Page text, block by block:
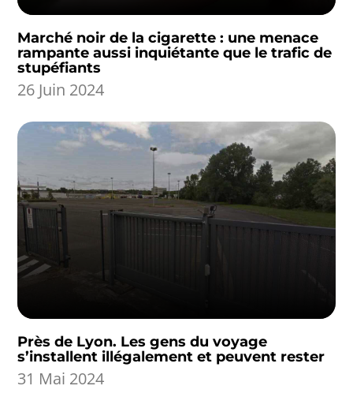
Marché noir de la cigarette : une menace
rampante aussi inquiétante que le trafic de
stupéfiants
26 Juin 2024
Près de Lyon. Les gens du voyage
s’installent illégalement et peuvent rester
31 Mai 2024